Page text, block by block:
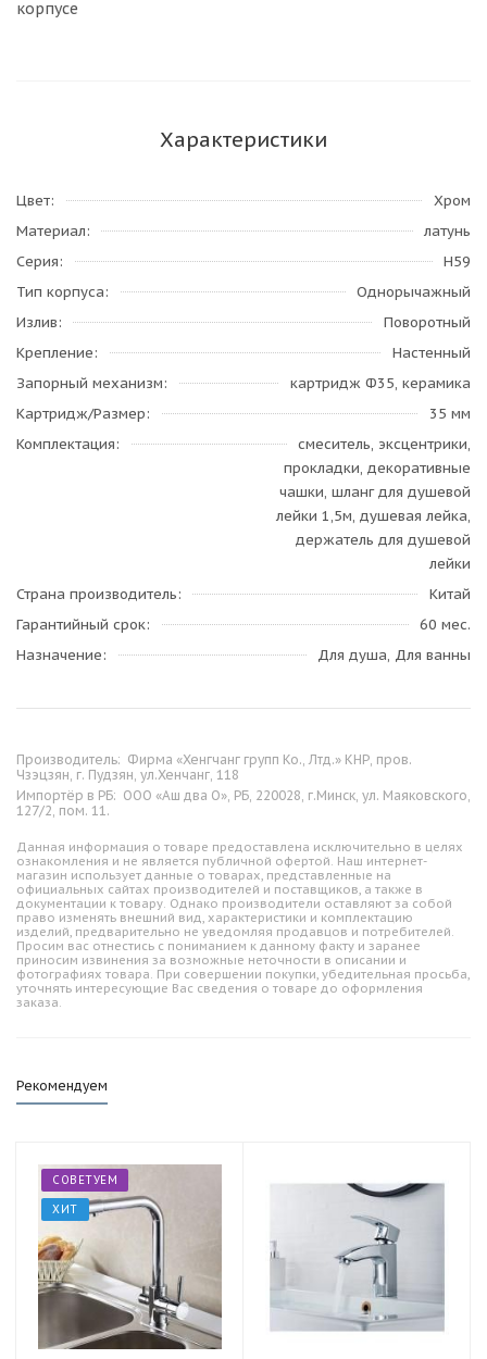
корпусе
Характеристики
Цвет
Хром
Материал
латунь
Серия
H59
Тип корпуса
Однорычажный
Излив
Поворотный
Крепление
Настенный
Запорный механизм
картридж Ф35, керамика
Картридж/Размер
35 мм
Комплектация
смеситель, эксцентрики,
прокладки, декоративные
чашки, шланг для душевой
лейки 1,5м, душевая лейка,
держатель для душевой
лейки
Страна производитель
Китай
Гарантийный срок
60 мес.
Назначение
Для душа, Для ванны
Производитель: Фирма «Хенгчанг групп Ко., Лтд.» КНР, пров.
Чзэцзян, г. Пудзян, ул.Хенчанг, 118
Импортёр в РБ: ООО «Аш два О», РБ, 220028, г.Минск, ул. Маяковского,
127/2, пом. 11.
Данная информация о товаре предоставлена исключительно в целях
ознакомления и не является публичной офертой. Наш интернет-
магазин использует данные о товарах, представленные на
официальных сайтах производителей и поставщиков, а также в
документации к товару. Однако производители оставляют за собой
право изменять внешний вид, характеристики и комплектацию
изделий, предварительно не уведомляя продавцов и потребителей.
Просим вас отнестись с пониманием к данному факту и заранее
приносим извинения за возможные неточности в описании и
фотографиях товара. При совершении покупки, убедительная просьба,
уточнять интересующие Вас сведения о товаре до оформления
заказа.
Рекомендуем
СОВЕТУЕМ
ХИТ